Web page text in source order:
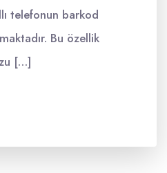
telefonun barkod
Bu özellik
[…]